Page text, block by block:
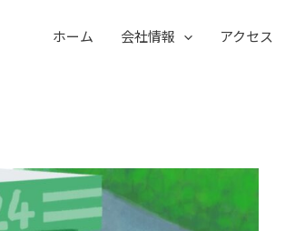
ホーム 会社情報 アクセス